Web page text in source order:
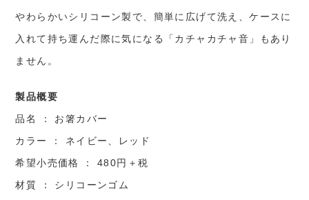
やわらかいシリコーン製で、簡単に広げて洗え、ケースに
入れて持ち運んだ際に気になる「カチャカチャ音」もあり
ません。
製品概要
品名 ： お箸カバー
カラー ： ネイビー、レッド
希望小売価格 ： 480円＋税
材質 ： シリコーンゴム